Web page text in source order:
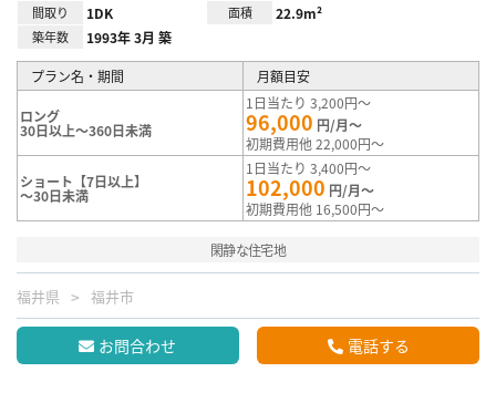
間取り 1DK 面積 22.9m²
築年数 1993年 3月 築
プラン名・期間 月額目安
ロング
30日以上～360日未満
1日当たり 3,200円～
96,000 円/月～
初期費用他 22,000円～
ショート【7日以上】
～30日未満
1日当たり 3,400円～
102,000 円/月～
初期費用他 16,500円～
閑静な住宅地
福井県 福井市
お問合わせ 電話する